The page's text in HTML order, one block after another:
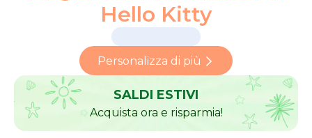
Hello Kitty
Personalizza di più
SALDI ESTIVI
Acquista ora e risparmia!